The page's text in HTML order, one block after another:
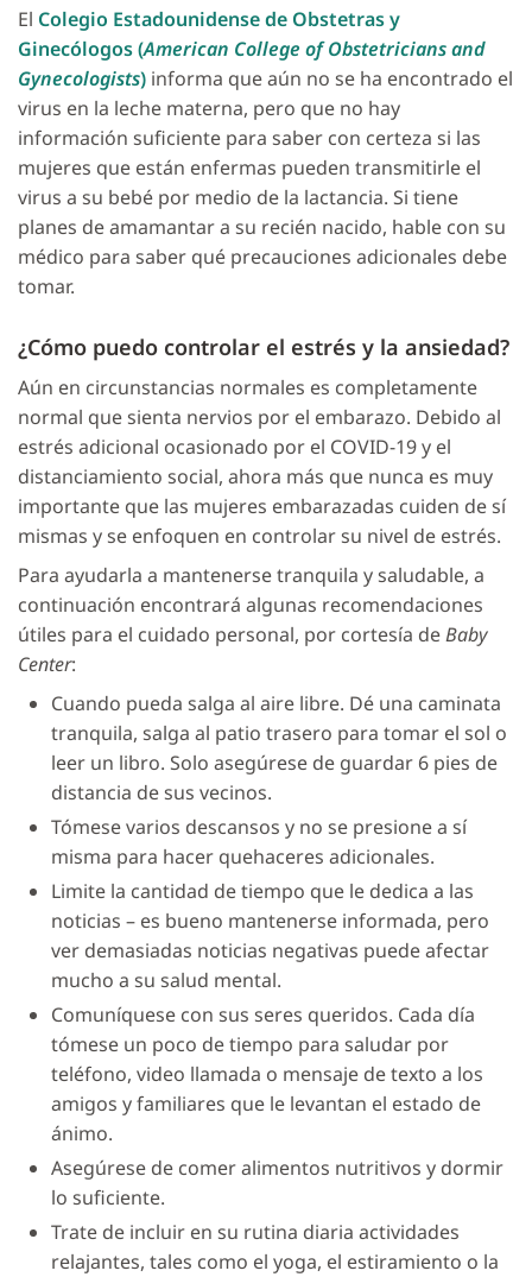
El Colegio Estadounidense de Obstetras y
Ginecólogos (American College of Obstetricians and
Gynecologists) informa que aún no se ha encontrado el
virus en la leche materna, pero que no hay
información suficiente para saber con certeza si las
mujeres que están enfermas pueden transmitirle el
virus a su bebé por medio de la lactancia. Si tiene
planes de amamantar a su recién nacido, hable con su
médico para saber qué precauciones adicionales debe
tomar.
¿Cómo puedo controlar el estrés y la ansiedad?
Aún en circunstancias normales es completamente
normal que sienta nervios por el embarazo. Debido al
estrés adicional ocasionado por el COVID-19 y el
distanciamiento social, ahora más que nunca es muy
importante que las mujeres embarazadas cuiden de sí
mismas y se enfoquen en controlar su nivel de estrés.
Para ayudarla a mantenerse tranquila y saludable, a
continuación encontrará algunas recomendaciones
útiles para el cuidado personal, por cortesía deBaby
Center:
Cuando pueda salga al aire libre. Dé una caminata
tranquila, salga al patio trasero para tomar el sol o
leer un libro. Solo asegúrese de guardar 6 pies de
distancia de sus vecinos.
Tómese varios descansos y no se presione a sí
misma para hacer quehaceres adicionales.
Limite la cantidad de tiempo que le dedica a las
noticias – es bueno mantenerse informada, pero
ver demasiadas noticias negativas puede afectar
mucho a su salud mental.
Comuníquese con sus seres queridos. Cada día
tómese un poco de tiempo para saludar por
teléfono, video llamada o mensaje de texto a los
amigos y familiares que le levantan el estado de
ánimo.
Asegúrese de comer alimentos nutritivos y dormir
lo suficiente.
Trate de incluir en su rutina diaria actividades
relajantes, tales como el yoga, el estiramiento o la